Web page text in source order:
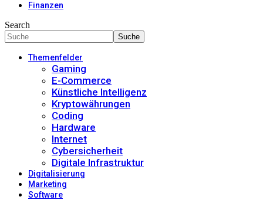
Finanzen
Search
Themenfelder
Gaming
E-Commerce
Künstliche Intelligenz
Kryptowährungen
Coding
Hardware
Internet
Cybersicherheit
Digitale Infrastruktur
Digitalisierung
Marketing
Software